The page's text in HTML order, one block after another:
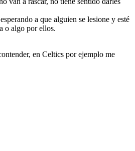
a que alguien se lesione y esté
o algo por ellos.
en Celtics por ejemplo me